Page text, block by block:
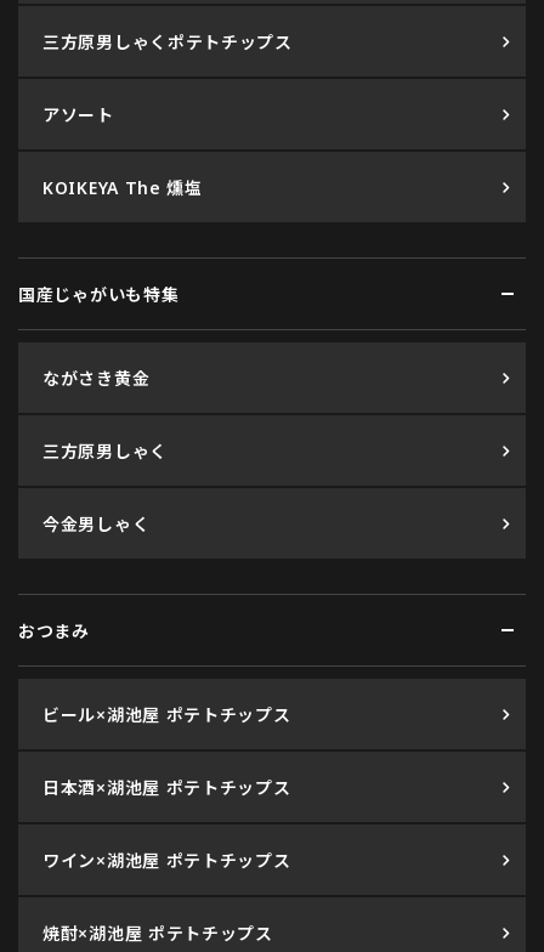
三方原男しゃくポテトチップス
アソート
KOIKEYA The 燻塩
国産じゃがいも特集
ながさき黄金
三方原男しゃく
今金男しゃく
おつまみ
ビール×湖池屋 ポテトチップス
日本酒×湖池屋 ポテトチップス
ワイン×湖池屋 ポテトチップス
焼酎×湖池屋 ポテトチップス